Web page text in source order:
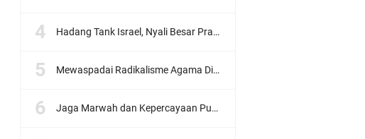
Hadang Tank Israel, Nyali Besar Prajurit TNI Jadi Sorotan Dunia
Mewaspadai Radikalisme Agama Di Tubuh Polri
Jaga Marwah dan Kepercayaan Publik, Ratusan Guru Ngaji Kota Malang Serukan Deklarasi Ramah Anak